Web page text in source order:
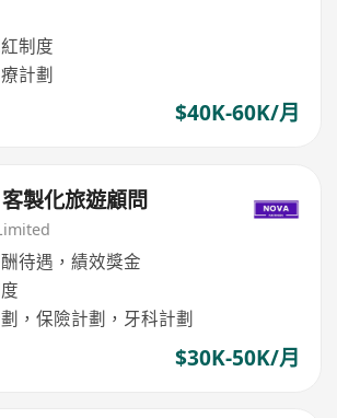
制度
計劃
$40K-60K/月
製化旅遊顧問
待遇，績效獎金
，保險計劃，牙科計劃
$30K-50K/月